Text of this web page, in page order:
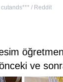
cutands*** / Reddit
ve